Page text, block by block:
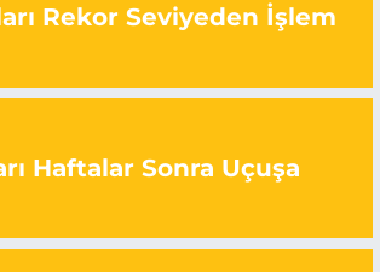
Rekor Seviyeden İşlem
Haftalar Sonra Uçuşa